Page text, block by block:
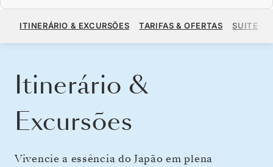
A PARTIR DE US$ 13.400
ITINERÁRIO & EXCURSÕES TARIFAS & OFERTAS SUITES
Itinerário &
Excursões
Vivencie a essência do Japão em plena